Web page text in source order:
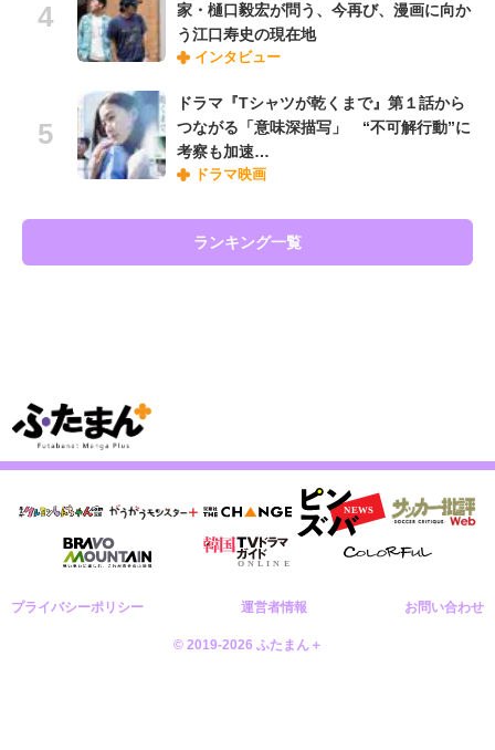
家・樋口毅宏が問う、今再び、漫画に向か
う江口寿史の現在地
インタビュー
ドラマ『Tシャツが乾くまで』第１話から
つながる「意味深描写」 “不可解行動”に
考察も加速…
ドラマ映画
ランキング一覧
プライバシーポリシー 運営者情報 お問い合わせ
© 2019-2026 ふたまん＋